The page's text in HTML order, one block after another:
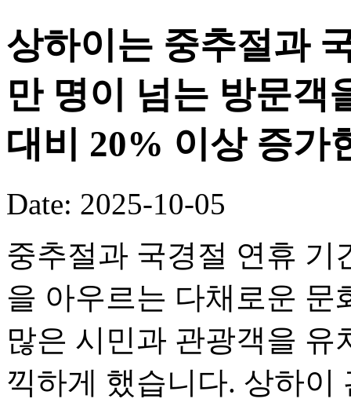
상하이는 중추절과
만 명이 넘는 방문객
대비 20% 이상 증가
Date: 2025-10-05
중추절과 국경절 연휴 기
을 아우르는 다채로운 문
많은 시민과 관광객을
끽하게 했습니다. 상하이